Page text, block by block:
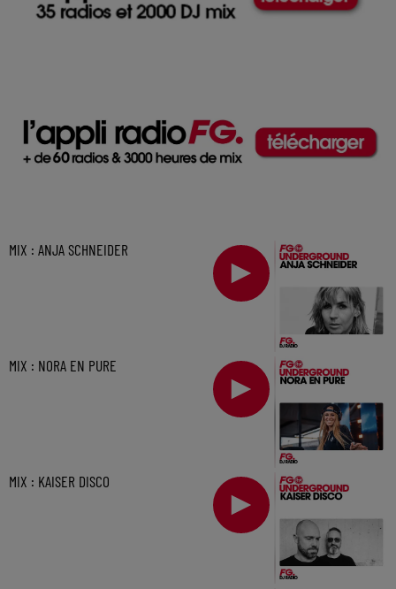
MIX : ANJA SCHNEIDER
MIX : NORA EN PURE
MIX : KAISER DISCO